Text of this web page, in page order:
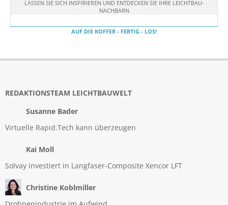
LASSEN SIE SICH INSPIRIEREN UND ENTDECKEN SIE IHRE LEICHTBAU-
NACHBARN
AUF DIE KOFFER - FERTIG - LOS!
REDAKTIONSTEAM LEICHTBAUWELT
Susanne Bader
Virtuelle Rapid.Tech kann überzeugen
Kai Moll
Solvay investiert in Langfaser-Composite Xencor LFT
Christine Koblmiller